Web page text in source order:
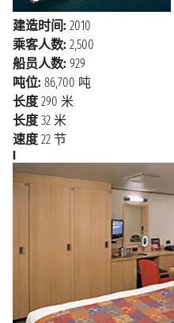
2027年12月31日星期五
2028年1月1日星期六
2028年1月1日星期六
上午9:00 - 下午3:30
2028年1月2日星期日
上午10:00 - 下午10:00
2028年1月3日星期一
2028年1月4日星期二
2028年1月5日星期三
上午7:00 - 下午3:00
布宜诺斯艾利斯
是一个充满活力、热情洋
是阿根廷也是南美洲最大
被划分为48个街区（西 班
斯”）。在邮轮启程前或停
一日游还是 多停留几日，
多彩的旅行体验。
布宜诺斯艾利斯旅行指南
特别是在冬季，有许多
南美洲的珍珠地区，包括
尽头"的乌斯怀亚，巴西
区通常因其壮丽的景观、
特色的旅游景点而被称为
斯，不容错 过的景点包
民者于16世纪初创建的社
建造时间: 2010
乘客人数: 2,500
船员人数: 929
吨位: 86,700 吨
长度 290 米
长度 32 米
速度 22 节
I